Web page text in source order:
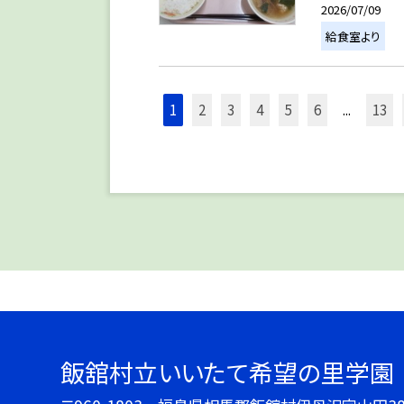
2026/07/09
給食室より
1 2 3 4 5 6 ... 13
飯舘村立いいたて希望の里学園